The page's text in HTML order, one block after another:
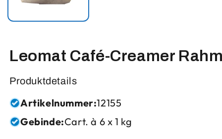
Leomat Café-Creamer
Produktdetails
Artikelnummer:12155
Gebinde:Cart. à 6 x 1 kg